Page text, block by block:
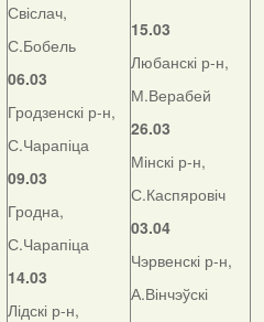
Свіслач,
С.Бобель
06.03
Гродзенскі р-н,
С.Чарапіца
09.03
Гродна,
С.Чарапіца
14.03
Лідскі р-н,
15.03
Любанскі р-н,
М.Верабей
26.03
Мінскі р-н,
С.Каспяровіч
03.04
Чэрвенскі р-н,
А.Вінчэўскі